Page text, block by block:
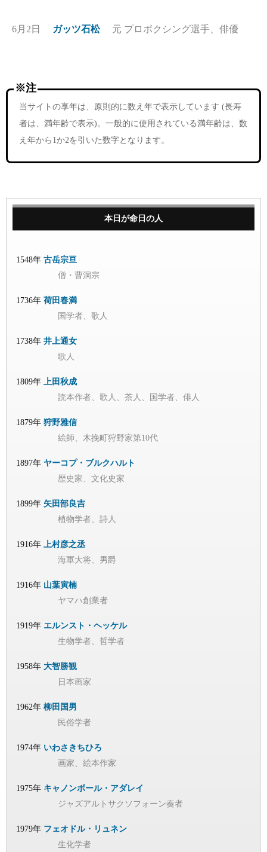
6月2日 ガッツ石松 元 プロボクシング選手、俳優
※注
当サイトの享年は、原則的に数え年で表示しています (長寿
者は、満年齢で表示)。一般的に使用されている満年齢は、数
え年から1か2を引いた数字となります。
本日が命日の人
1548年 古岳宗亘
僧・曹洞宗
1736年 荷田春満
国学者、歌人
1738年 井上通女
歌人
1809年 上田秋成
読本作者、歌人、茶人、国学者、俳人
1879年 狩野雅信
絵師、木挽町狩野家第10代
1897年 ヤーコプ・ブルクハルト
歴史家、文化史家
1899年 矢田部良吉
植物学者、詩人
1916年 上村彦之丞
海軍大将、男爵
1916年 山葉寅楠
ヤマハ創業者
1919年 エルンスト・ヘッケル
生物学者、哲学者
1958年 大智勝観
日本画家
1962年 柳田国男
民俗学者
1974年 いわさきちひろ
画家、絵本作家
1975年 キャノンボール・アダレイ
ジャズアルトサクソフォーン奏者
1979年 フェオドル・リュネン
生化学者